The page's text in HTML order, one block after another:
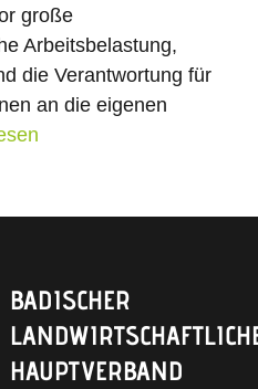
große
Arbeitsbelastung,
die Verantwortung für
an die eigenen
BADISCHER
HAUPTVERBAND